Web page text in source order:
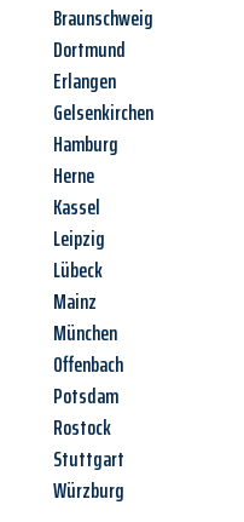
Braunschweig
Dortmund
Erlangen
Gelsenkirchen
Hamburg
Herne
Kassel
Leipzig
Lübeck
Mainz
München
Offenbach
Potsdam
Rostock
Stuttgart
Würzburg